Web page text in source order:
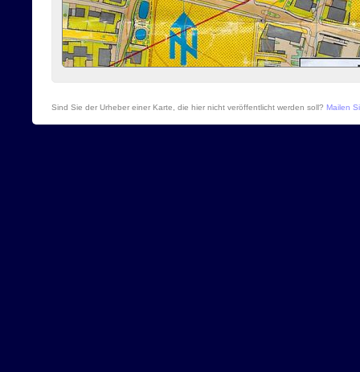
Sind Sie der Urheber einer Karte, die hier nicht veröffentlicht werden soll? Mailen